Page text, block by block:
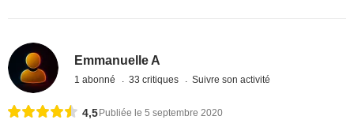
Emmanuelle A
1 abonné 33 critiques Suivre son activité
4,5 Publiée le 5 septembre 2020